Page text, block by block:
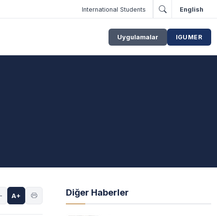
International Students English
Uygulamalar IGUMER
A+ Diğer Haberler